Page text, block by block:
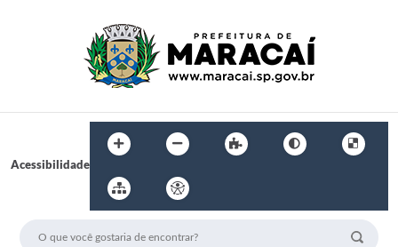
Acessibilidade